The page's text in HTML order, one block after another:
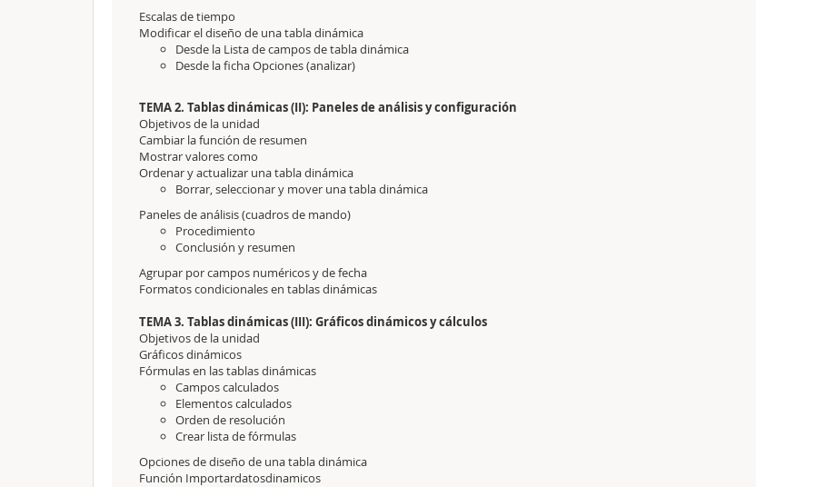
Escalas de tiempo
Modificar el diseño de una tabla dinámica
Desde la Lista de campos de tabla dinámica
Desde la ficha Opciones (analizar)
TEMA 2. Tablas dinámicas (II): Paneles de análisis y configuración
Objetivos de la unidad
Cambiar la función de resumen
Mostrar valores como
Ordenar y actualizar una tabla dinámica
Borrar, seleccionar y mover una tabla dinámica
Paneles de análisis (cuadros de mando)
Procedimiento
Conclusión y resumen
Agrupar por campos numéricos y de fecha
Formatos condicionales en tablas dinámicas
TEMA 3. Tablas dinámicas (III): Gráficos dinámicos y cálculos
Objetivos de la unidad
Gráficos dinámicos
Fórmulas en las tablas dinámicas
Campos calculados
Elementos calculados
Orden de resolución
Crear lista de fórmulas
Opciones de diseño de una tabla dinámica
Función Importardatosdinamicos